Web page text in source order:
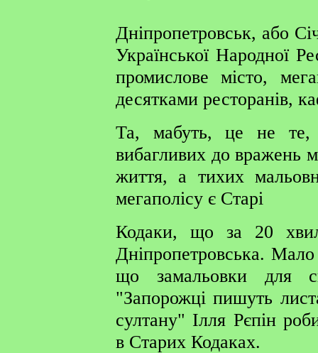
Дніпропетровськ, або
Української Народної
промислове місто,
десятками ресторанів,
Та, мабуть, це не те,
вибагливих до вражень
життя, а тихих
мегаполісу є Старі
Кодаки, що за 20
Дніпропетровська.
що замальовки для
"Запорожці пишуть
султану" Ілля Рєпін
в Старих Кодаках.